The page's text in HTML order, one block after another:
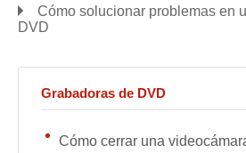
Cómo solucionar problemas en
DVD
Grabadoras de DVD
Cómo cerrar una